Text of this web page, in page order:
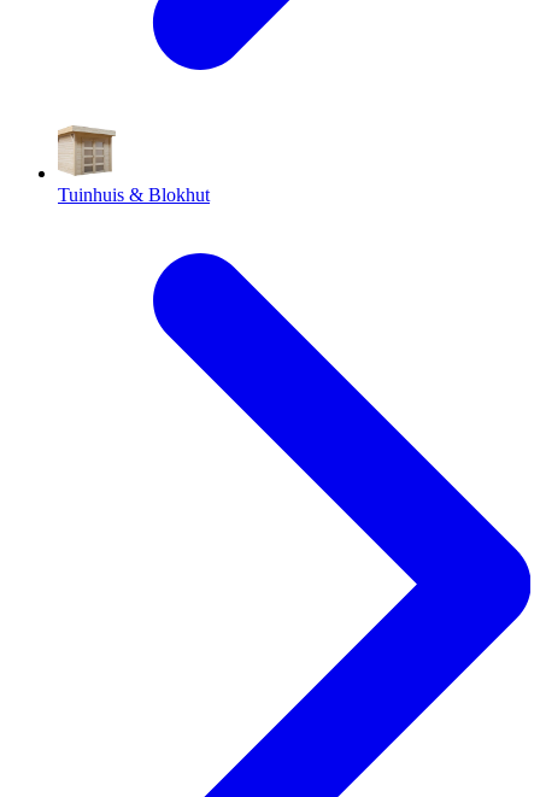
Tuinhuis & Blokhut